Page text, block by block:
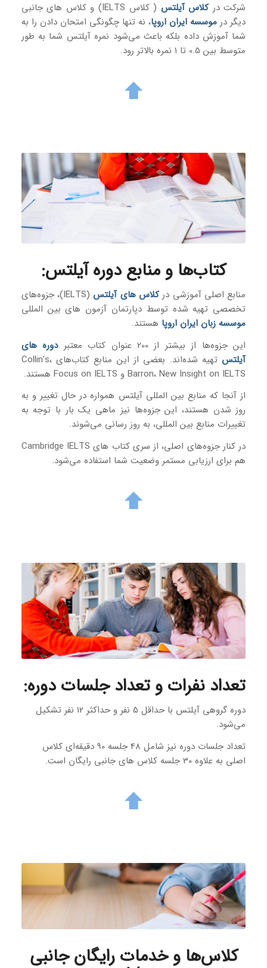
شرکت درکلاس آیلتس
( کلاس IELTS) و کلاس های جانبی
دیگر در موسسه ایران اروپا، نه تنها چگونگی امتحان دادن را به
شما آموزش داده بلکه باعث می‌شود نمره آیلتس شما به طور
متوسط بین 0.5 تا 1 نمره بالاتر رود.
کتاب‌ها و منابع دوره آیلتس:
منابع اصلی آموزشی درکلاس های آیلتس
(IELTS)، جزوه‌های
تخصصی تهیه شده توسط دپارتمان آزمون های بین المللی
موسسه زبان ایران اروپا هستند.
این جزوه‌ها از بیشتر از 200 عنوان کتاب معتبر
دوره های
آیلتس
تهیه شده‌اند. بعضی از این منابع کتاب‌های Collin’s،
Barron، New Insight on IELTS و Focus on IELTS هستند.
از آنجا که منابع بین المللی آیلتس همواره در حال تغییر و به
روز شدن هستند، این جزوه‌ها نیز ماهی یک بار با توجه به
تغییرات منابع بین المللی، به روز رسانی می‌شوند.
در کنار جزوه‌های اصلی، از سری کتاب های Cambridge IELTS
هم برای ارزیابی مستمر وضعیت شما استفاده می‌شود.
تعداد نفرات و تعداد جلسات دوره:
دوره گروهی آیلتس با حداقل 5 نفر و حداکثر 12 نفر تشکیل
می‌شود.
تعداد جلسات دوره نیز شامل 48 جلسه 90 دقیقه‌ای کلاس
اصلی به علاوه 30 جلسه کلاس های جانبی رایگان است.
کلاس‌ها و خدمات رایگان جانبی